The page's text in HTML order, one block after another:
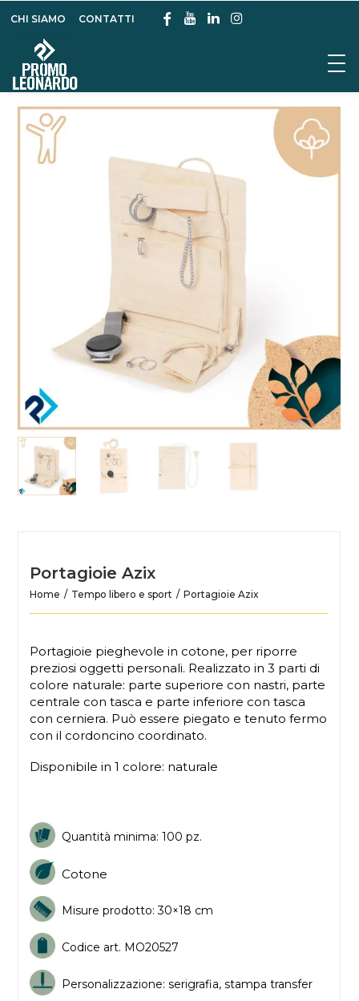
CHI SIAMO CONTATTI
Portagioie Azix
Home Tempo libero e sport Portagioie Azix
Portagioie pieghevole in cotone, per riporre
preziosi oggetti personali. Realizzato in 3 parti di
colore naturale: parte superiore con nastri, parte
centrale con tasca e parte inferiore con tasca
con cerniera. Può essere piegato e tenuto fermo
con il cordoncino coordinato.
Disponibile in 1 colore: naturale
Quantità minima: 100 pz.
Cotone
Misure prodotto: 30×18 cm
Codice art. MO20527
Personalizzazione: serigrafia, stampa transfer